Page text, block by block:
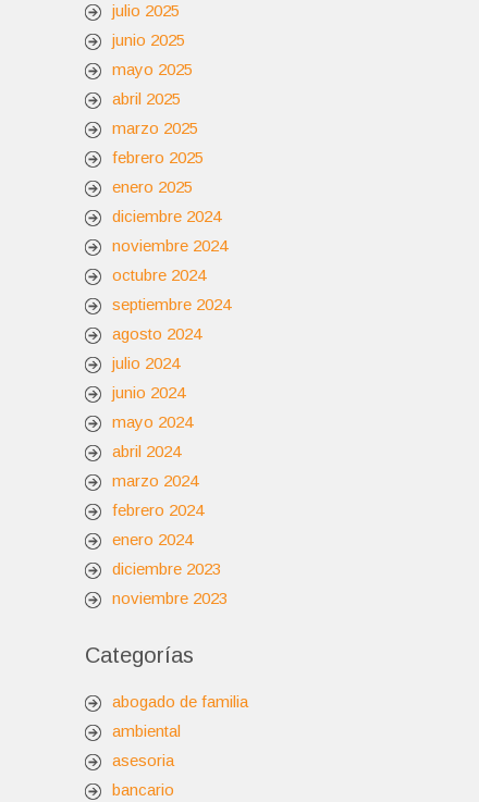
julio 2025
junio 2025
mayo 2025
abril 2025
marzo 2025
febrero 2025
enero 2025
diciembre 2024
noviembre 2024
octubre 2024
septiembre 2024
agosto 2024
julio 2024
junio 2024
mayo 2024
abril 2024
marzo 2024
febrero 2024
enero 2024
diciembre 2023
noviembre 2023
Categorías
abogado de familia
ambiental
asesoria
bancario